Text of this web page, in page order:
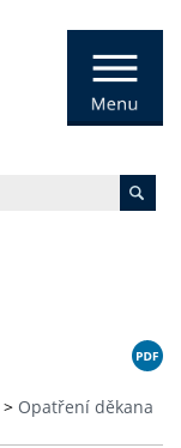
> Opatření děkana